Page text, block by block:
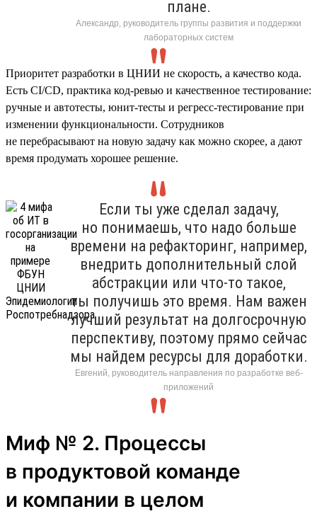
плане.
Александр, руководитель группы развития и поддержки
лабораторных систем
Приоритет разработки в ЦНИИ не скорость, а качество кода.
Есть CI/CD, практика код-ревью и качественное тестирование:
ручные и автотесты, юнит-тесты и регресс-тестирование при
изменении функциональности. Сотрудников
не перебрасывают на новую задачу как можно скорее, а дают
время продумать хорошее решение.
Если ты уже сделал задачу,
но понимаешь, что надо больше
времени на рефакторинг, например,
внедрить дополнительный слой
абстракции или что-то такое,
ты получишь это время. Нам важен
лучший результат на долгосрочную
перспективу, поэтому прямо сейчас
мы найдем ресурсы для доработки.
Евгений, руководитель направления по разработке веб-
приложений
Миф № 2. Процессы
в продуктовой команде
и компании в целом